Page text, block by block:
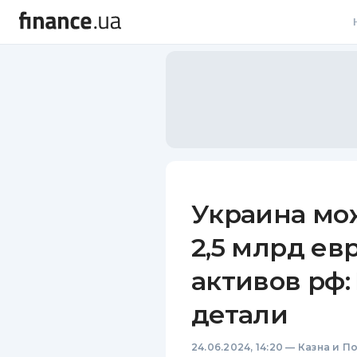
Украина
2,5 млрд
активов рф:
детали
24.06.2024, 14:20 — Казна и